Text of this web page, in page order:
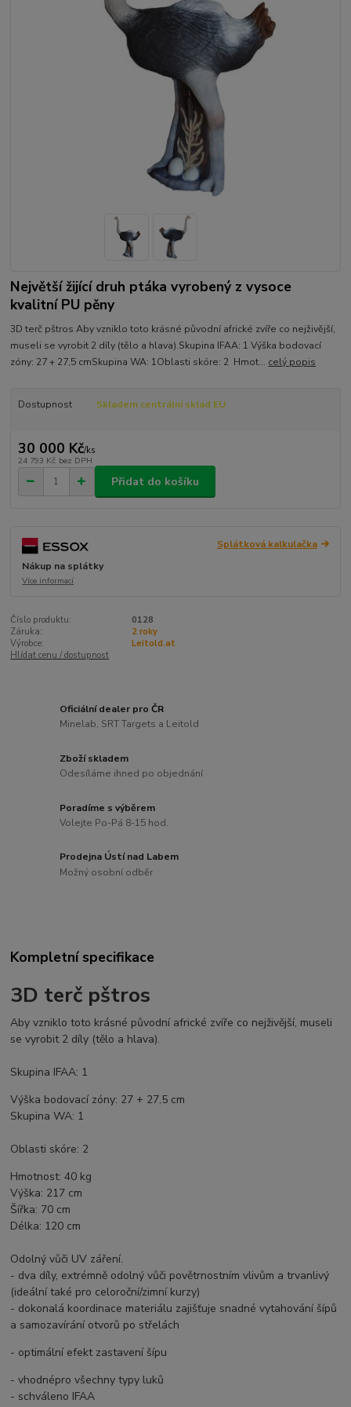
Největší žijící druh ptáka vyrobený z vysoce
kvalitní PU pěny
3D terč pštros Aby vzniklo toto krásné původní africké zvíře co nejživější,
museli se vyrobit 2 díly (tělo a hlava).Skupina IFAA: 1 Výška bodovací
zóny: 27 + 27,5 cmSkupina WA: 1Oblasti skóre: 2 Hmot... celý popis
Dostupnost Skladem centrální sklad EU
30 000 Kč/ks
24 793 Kč bez DPH
Přidat do košíku
Splátková kalkulačka
Nákup na splátky
Více informací
Číslo produktu:
0128
Záruka:
2 roky
Výrobce:
Leitold.at
Hlídat cenu / dostupnost
Oficiální dealer pro ČR
Minelab, SRT Targets a Leitold
Zboží skladem
Odesíláme ihned po objednání
Poradíme s výběrem
Volejte Po-Pá 8-15 hod.
Prodejna Ústí nad Labem
Možný osobní odběr
Kompletní specifikace
3D terč pštros
Aby vzniklo toto krásné původní africké zvíře co nejživější, museli
se vyrobit 2 díly (tělo a hlava).
Skupina IFAA: 1
Výška bodovací zóny: 27 + 27,5 cm
Skupina WA: 1
Oblasti skóre: 2
Hmotnost: 40 kg
Výška: 217 cm
Šířka: 70 cm
Délka: 120 cm
Odolný vůči UV záření.
- dva díly, extrémně odolný vůči povětrnostním vlivům a trvanlivý
(ideální také pro celoroční/zimní kurzy)
- dokonalá koordinace materiálu zajišťuje snadné vytahování šípů
a samozavírání otvorů po střelách
- optimální efekt zastavení šípu
- vhodnépro všechny typy luků
- schváleno IFAA